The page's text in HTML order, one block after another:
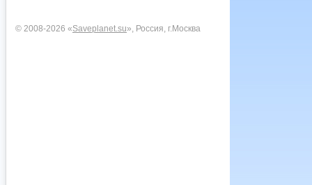
© 2008-2026 «Saveplanet.su», Россия, г.Москва